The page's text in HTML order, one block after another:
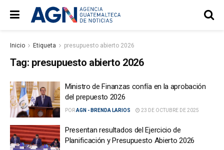
Inicio Etiqueta presupuesto abierto 2026
Tag: presupuesto abierto 2026
Ministro de Finanzas confía en la aprobación
del prepuesto 2026
PORAGN - BRENDA LARIOS 23 DE OCTUBRE DE 2025
Presentan resultados del Ejercicio de
Planificación y Presupuesto Abierto 2026